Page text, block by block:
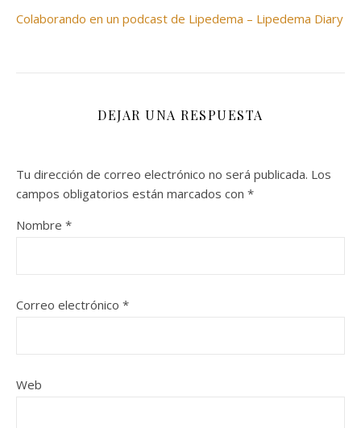
Colaborando en un podcast de Lipedema – Lipedema Diary
DEJAR UNA RESPUESTA
Tu dirección de correo electrónico no será publicada. Los
campos obligatorios están marcados con *
Nombre *
Correo electrónico *
Web